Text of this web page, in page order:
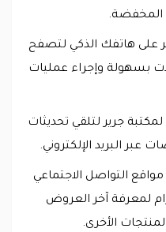
المخفضة.
على هاتفك الذكي لتصفح
بسهولة وإجراء عمليات
جرير لتلقي تحديثات
البريد الإلكتروني.
التواصل الاجتماعي
لمعرفة آخر العروض
الأخرى.